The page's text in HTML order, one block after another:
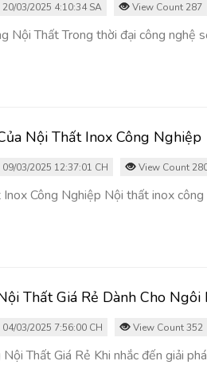
20/03/2025 4:10:34 SA View Count 287
Nội Thất Trong thời đại công nghệ
Nội Thất Inox Công Nghiệp
09/03/2025 12:37:01 CH View Count
Công Nghiệp Nội thất inox
Thất Giá Rẻ Dành Cho Ngôi
04/03/2025 7:56:00 CH View Count 352
Nội Thất Giá Rẻ Khi nhắc đến giải